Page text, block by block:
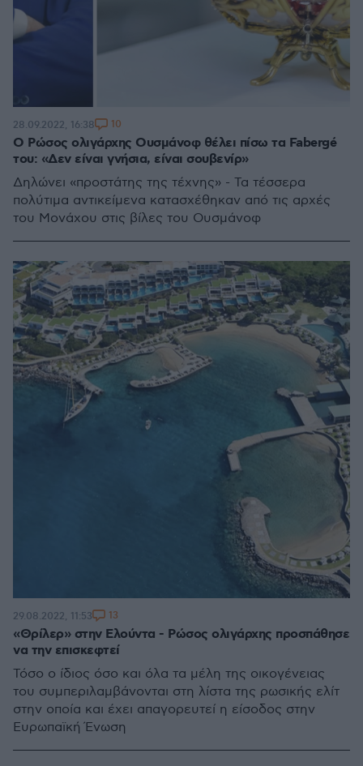
Ο Ρώσος ολιγάρχης Ουσμάνοφ θέλει πίσω τα Fabergé
του: «Δεν είναι γνήσια, είναι σουβενίρ»
Δηλώνει «προστάτης της τέχνης» - Τα τέσσερα
πολύτιμα αντικείμενα κατασχέθηκαν από τις αρχές
του Μονάχου στις βίλες του Ουσμάνοφ
28.09.2022, 16:38 10
«Θρίλερ» στην Ελούντα - Ρώσος ολιγάρχης προσπάθησε
να την επισκεφτεί
Τόσο ο ίδιος όσο και όλα τα μέλη της οικογένειας
του συμπεριλαμβάνονται στη λίστα της ρωσικής ελίτ
στην οποία και έχει απαγορευτεί η είσοδος στην
Ευρωπαϊκή Ένωση
29.08.2022, 11:53 13